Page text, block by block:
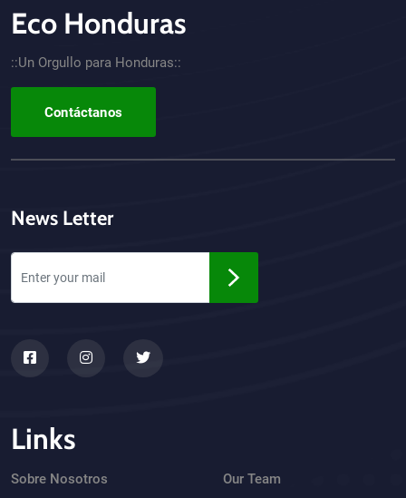
CTA - Footer
Eco Honduras
::Un Orgullo para Honduras::
Contáctanos
News Letter
Links
Sobre Nosotros
Our Team